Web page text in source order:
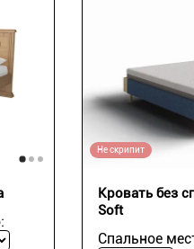
Не скрипит
Кровать без
Soft
Спальное